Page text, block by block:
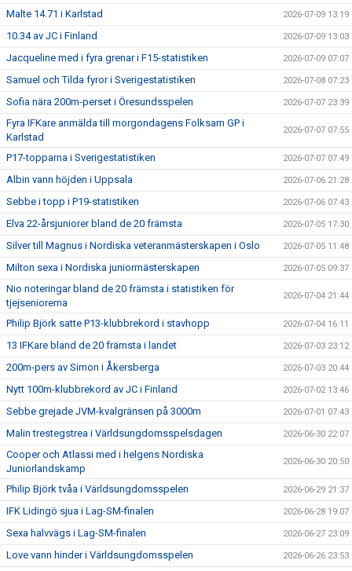
Malte 14.71 i Karlstad 2026-07-09 13:19
10.34 av JC i Finland 2026-07-09 13:03
Jacqueline med i fyra grenar i F15-statistiken 2026-07-09 07:07
Samuel och Tilda fyror i Sverigestatistiken 2026-07-08 07:23
Sofia nära 200m-perset i Öresundsspelen 2026-07-07 23:39
Fyra IFKare anmälda till morgondagens Folksam GP i
Karlstad
2026-07-07 07:55
P17-topparna i Sverigestatistiken 2026-07-07 07:49
Albin vann höjden i Uppsala 2026-07-06 21:28
Sebbe i topp i P19-statistiken 2026-07-06 07:43
Elva 22-årsjuniorer bland de 20 främsta 2026-07-05 17:30
Silver till Magnus i Nordiska veteranmästerskapen i Oslo 2026-07-05 11:48
Milton sexa i Nordiska juniormästerskapen 2026-07-05 09:37
Nio noteringar bland de 20 främsta i statistiken för
tjejseniorerna
2026-07-04 21:44
Philip Björk satte P13-klubbrekord i stavhopp 2026-07-04 16:11
13 IFKare bland de 20 främsta i landet 2026-07-03 23:12
200m-pers av Simon i Åkersberga 2026-07-03 20:44
Nytt 100m-klubbrekord av JC i Finland 2026-07-02 13:46
Sebbe grejade JVM-kvalgränsen på 3000m 2026-07-01 07:43
Malin trestegstrea i Världsungdomsspelsdagen 2026-06-30 22:07
Cooper och Atlassi med i helgens Nordiska
Juniorlandskamp
2026-06-30 20:50
Philip Björk tvåa i Världsungdomsspelen 2026-06-29 21:37
IFK Lidingö sjua i Lag-SM-finalen 2026-06-28 19:07
Sexa halvvägs i Lag-SM-finalen 2026-06-27 23:09
Love vann hinder i Världsungdomsspelen 2026-06-26 23:53